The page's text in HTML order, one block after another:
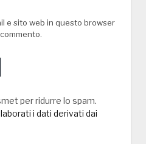
e sito web in questo browser
per ridurre lo spam.
i dati derivati dai